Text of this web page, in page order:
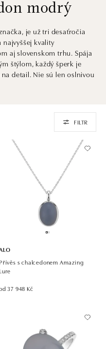
modrý
je už tri desaťročia
kvality
aj slovenskom trhu. Spája
štýlom, každý šperk je
detail. Nie sú len oslnivou
ktorá pretrvá generácie
FILTR
s chalcedonem Amazing
37 948 Kč